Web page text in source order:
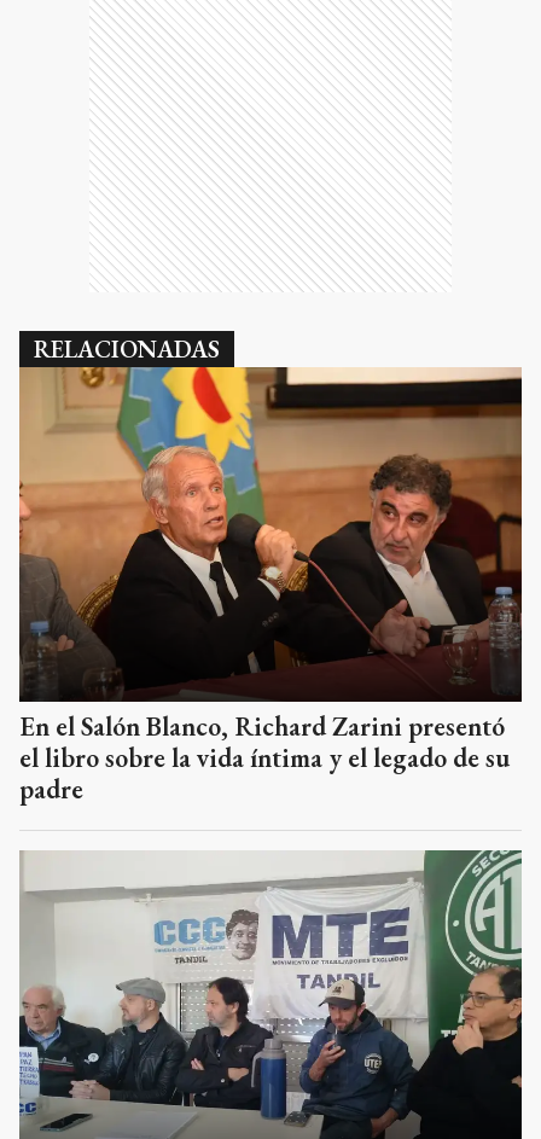
RELACIONADAS
En el Salón Blanco, Richard Zarini presentó
el libro sobre la vida íntima y el legado de su
padre